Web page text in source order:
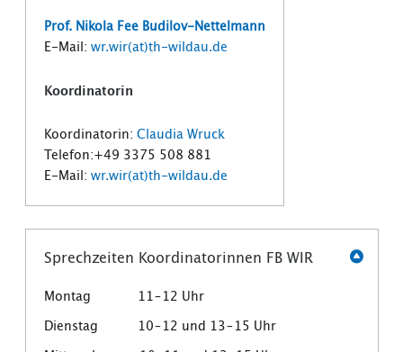
Prof. Nikola Fee Budilov-Nettelmann
E-Mail: wr.wir(at)th-wildau.de
Koordinatorin
Koordinatorin: Claudia Wruck
Telefon:+49 3375 508 881
E-Mail: wr.wir(at)th-wildau.de
Sprechzeiten Koordinatorinnen FB WIR
Montag 11–12 Uhr
Dienstag 10–12 und 13–15 Uhr